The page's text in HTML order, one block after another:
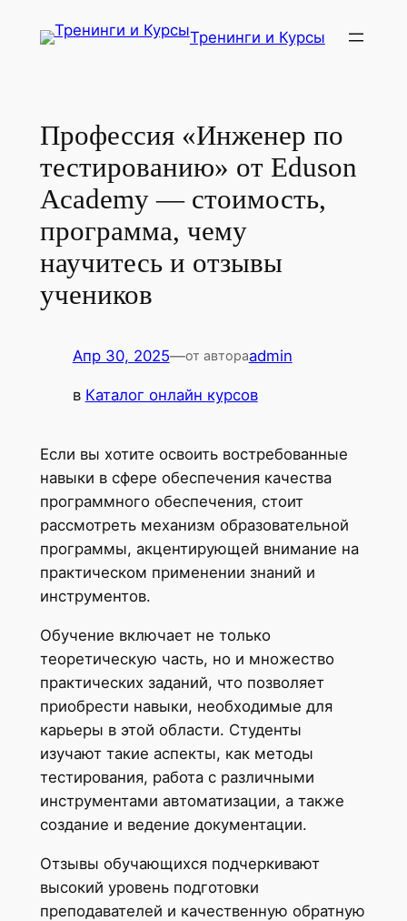
Тренинги и Курсы
Профессия «Инженер по
тестированию» от Eduson
Academy — стоимость,
программа, чему
научитесь и отзывы
учеников
Апр 30, 2025—от автораadmin
в Каталог онлайн курсов
Если вы хотите освоить востребованные
навыки в сфере обеспечения качества
программного обеспечения, стоит
рассмотреть механизм образовательной
программы, акцентирующей внимание на
практическом применении знаний и
инструментов.
Обучение включает не только
теоретическую часть, но и множество
практических заданий, что позволяет
приобрести навыки, необходимые для
карьеры в этой области. Студенты
изучают такие аспекты, как методы
тестирования, работа с различными
инструментами автоматизации, а также
создание и ведение документации.
Отзывы обучающихся подчеркивают
высокий уровень подготовки
преподавателей и качественную обратную